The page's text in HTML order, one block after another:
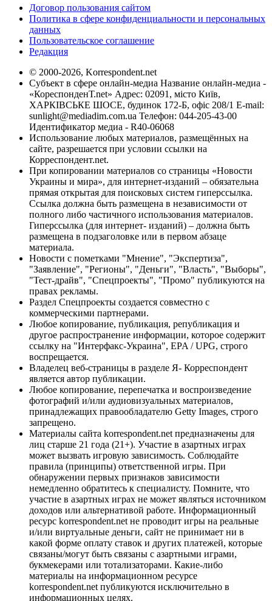
Договор пользования сайтом
Политика в сфере конфиденциальности и персональных
данных
Пользовательское соглашение
Редакция
© 2000-2026, Korrespondent.net
Субъект в сфере онлайн-медиа Название онлайн-медиа -
«КореспонденТ.net» Адрес: 02091, місто Київ,
ХАРКІВСЬКЕ ШОСЕ, будинок 172-Б, офіс 208/1 E-mail:
sunlight@mediadim.com.ua Телефон: 044-205-43-00
Идентификатор медиа - R40-06068
Использование любых материалов, размещённых на
сайте, разрешается при условии ссылки на
Корреспондент.net.
При копировании материалов со страницы «Новости
Украины и мира», для интернет-изданий – обязательна
прямая открытая для поисковых систем гиперссылка.
Ссылка должна быть размещена в независимости от
полного либо частичного использования материалов.
Гиперссылка (для интернет- изданий) – должна быть
размещена в подзаголовке или в первом абзаце
материала.
Новости с пометками "Мнение", "Экспертиза",
"Заявление", "Регионы", "Деньги", "Власть", "Выборы",
"Тест-драйв", "Спецпроекты", "Промо" публикуются на
правах рекламы.
Раздел Спецпроекты создается совместно с
коммерческими партнерами.
Любое копирование, публикация, републикация и
другое распространение информации, которое содержит
ссылку на "Интерфакс-Украина", EPA / UPG, строго
воспрещается.
Владелец веб-страницы в разделе Я- Корреспондент
является автор публикации.
Любое копирование, перепечатка и воспроизведение
фотографий и/или аудиовизуальных материалов,
принадлежащих правообладателю Getty Images, строго
запрещено.
Материалы сайта korrespondent.net предназначены для
лиц старше 21 года (21+). Участие в азартных играх
может вызвать игровую зависимость. Соблюдайте
правила (принципы) ответственной игры. При
обнаружении первых признаков зависимости
немедленно обратитесь к специалисту. Помните, что
участие в азартных играх не может являться источником
доходов или альтернативой работе. Информационный
ресурс korrespondent.net не проводит игры на реальные
и/или виртуальные деньги, сайт не принимает ни в
какой форме оплату ставок и других платежей, которые
связаны/могут быть связаны с азартными играми,
букмекерами или тотализаторами. Какие-либо
материалы на информационном ресурсе
korrespondent.net публикуются исключительно в
информационных целях.